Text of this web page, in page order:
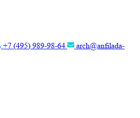
+7 (495) 989-98-64
arch@anfilada-